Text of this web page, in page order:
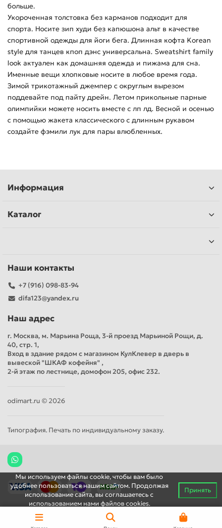
больше.
Укороченная толстовка без карманов подходит для
спорта. Носите зип худи без капюшона альт в качестве
спортивной одежды для йоги бега. Длинная кофта Korean
style для танцев кпоп дэнс универсальна. Sweatshirt family
look актуален как домашняя одежда и пижама для сна.
Именные вещи хлопковые носите в любое время года.
Зимой трикотажный джемпер с округлым вырезом
поддевайте под пайту дрейн. Летом прикольные парные
олимпийки можете носить вместе с лп лд. Весной и осенью
с помощью жакета классического с длинным рукавом
создайте фэмили лук для пары влюбленных.
Информация
Каталог
Наши контакты
+7 (916) 098-83-94
difa123@yandex.ru
Наш адрес
г. Москва, м. Марьина Роща, 3-й проезд Марьиной Рощи, д.
40, стр. 1,
Вход в здание рядом с магазином КулКлевер в дверь в
вывеской "ШКАФ кофейня" ,
2-й этаж по лестнице, домофон 205, офис 232.
odimart.ru © 2026
Типография. Печать по индивидуальному заказу.
Мы используем файлы cookie, чтобы вам было
удобнее пользоваться нашим сайтом. Продолжая
использование сайта, вы соглашаетесь c
использованием нами файлов cookies.
Принять